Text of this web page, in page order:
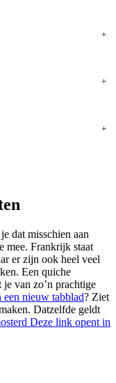
dat misschien aan
mee. Frankrijk staat
er zijn ook heel veel
Een quiche
van zo’n prachtige
nieuw tabblad? Ziet
Datzelfde geldt
Deze link opent in